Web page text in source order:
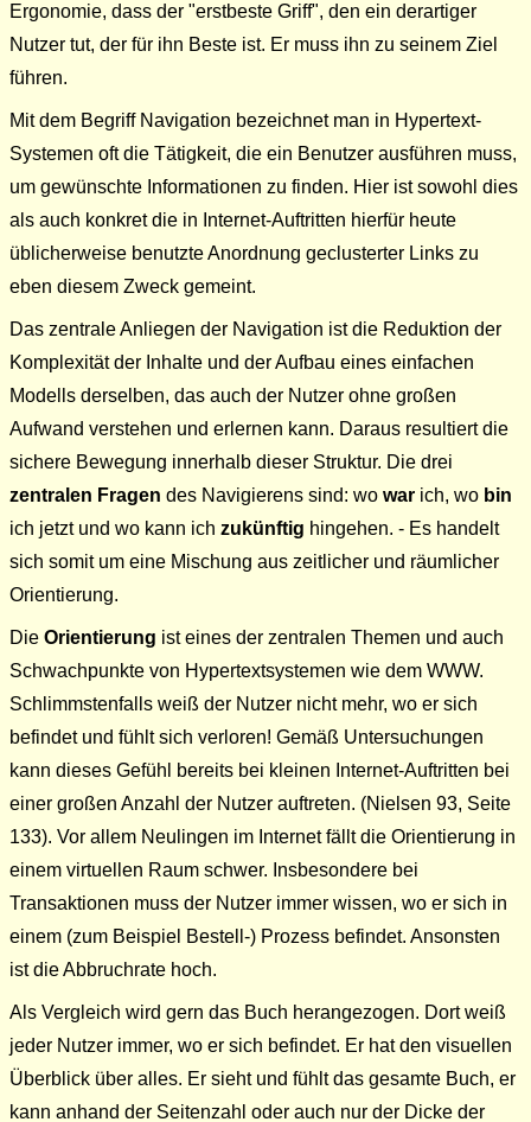
Ergonomie, dass der "erstbeste Griff", den ein derartiger
Nutzer tut, der für ihn Beste ist. Er muss ihn zu seinem Ziel
führen.
Mit dem Begriff Navigation bezeichnet man in Hypertext-
Systemen oft die Tätigkeit, die ein Benutzer ausführen muss,
um gewünschte Informationen zu finden. Hier ist sowohl dies
als auch konkret die in Internet-Auftritten hierfür heute
üblicherweise benutzte Anordnung geclusterter Links zu
eben diesem Zweck gemeint.
Das zentrale Anliegen der Navigation ist die Reduktion der
Komplexität der Inhalte und der Aufbau eines einfachen
Modells derselben, das auch der Nutzer ohne großen
Aufwand verstehen und erlernen kann. Daraus resultiert die
sichere Bewegung innerhalb dieser Struktur. Die drei
zentralen Fragen des Navigierens sind: wo war ich, wo bin
ich jetzt und wo kann ich zukünftig hingehen. - Es handelt
sich somit um eine Mischung aus zeitlicher und räumlicher
Orientierung.
Die Orientierung ist eines der zentralen Themen und auch
Schwachpunkte von Hypertextsystemen wie dem WWW.
Schlimmstenfalls weiß der Nutzer nicht mehr, wo er sich
befindet und fühlt sich verloren! Gemäß Untersuchungen
kann dieses Gefühl bereits bei kleinen Internet-Auftritten bei
einer großen Anzahl der Nutzer auftreten. (Nielsen 93, Seite
133). Vor allem Neulingen im Internet fällt die Orientierung in
einem virtuellen Raum schwer. Insbesondere bei
Transaktionen muss der Nutzer immer wissen, wo er sich in
einem (zum Beispiel Bestell-) Prozess befindet. Ansonsten
ist die Abbruchrate hoch.
Als Vergleich wird gern das Buch herangezogen. Dort weiß
jeder Nutzer immer, wo er sich befindet. Er hat den visuellen
Überblick über alles. Er sieht und fühlt das gesamte Buch, er
kann anhand der Seitenzahl oder auch nur der Dicke der